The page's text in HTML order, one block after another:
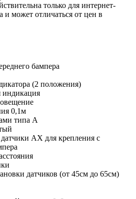
только для интернет-
и может отличаться от цен в
бампера
(2 положения)
индикация
0,1м
типа A
AX для крепления с
датчиков (от 45см до 65см)